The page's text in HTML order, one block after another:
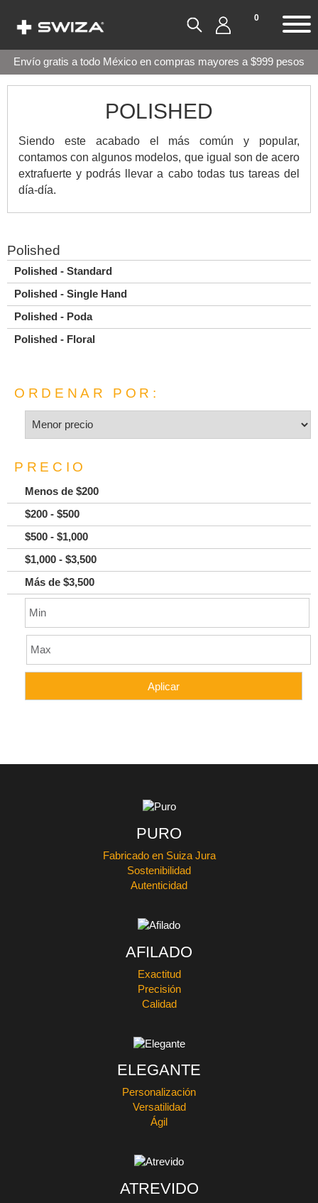
0
Envío gratis a todo México en compras mayores a $999 pesos
POLISHED
Siendo este acabado el más común y popular,
contamos con algunos modelos, que igual son de acero
extrafuerte y podrás llevar a cabo todas tus tareas del
día-día.
Polished
Polished - Standard
Polished - Single Hand
Polished - Poda
Polished - Floral
ORDENAR POR:
PRECIO
Menos de $200
$200 - $500
$500 - $1,000
$1,000 - $3,500
Más de $3,500
PURO
Fabricado en Suiza Jura
Sostenibilidad
Autenticidad
AFILADO
Exactitud
Precisión
Calidad
ELEGANTE
Personalización
Versatilidad
Ágil
ATREVIDO